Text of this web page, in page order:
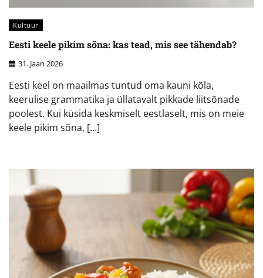
Kultuur
Eesti keele pikim sõna: kas tead, mis see tähendab?
31. Jaan 2026
Eesti keel on maailmas tuntud oma kauni kõla,
keerulise grammatika ja üllatavalt pikkade liitsõnade
poolest. Kui küsida keskmiselt eestlaselt, mis on meie
keele pikim sõna, […]